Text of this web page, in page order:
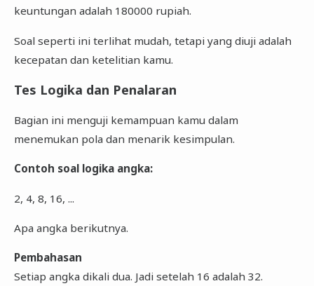
keuntungan adalah 180000 rupiah.
Soal seperti ini terlihat mudah, tetapi yang diuji adalah
kecepatan dan ketelitian kamu.
Tes Logika dan Penalaran
Bagian ini menguji kemampuan kamu dalam
menemukan pola dan menarik kesimpulan.
Contoh soal logika angka:
2, 4, 8, 16, ...
Apa angka berikutnya.
Pembahasan
Setiap angka dikali dua. Jadi setelah 16 adalah 32.